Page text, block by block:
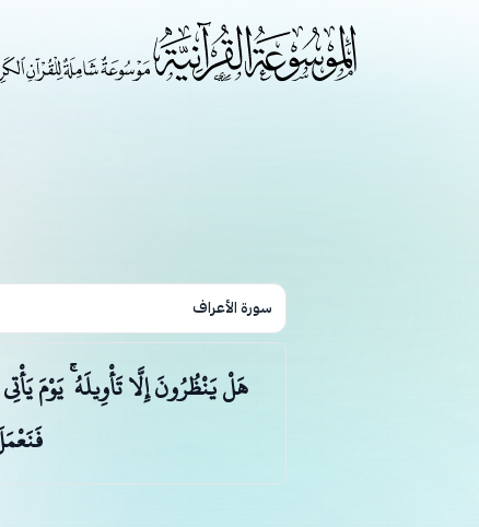
سورة الأعراف
هَلْ يَنْظُرُونَ إِلَّا تَأْوِيلَهُ ۚ يَوْمَ